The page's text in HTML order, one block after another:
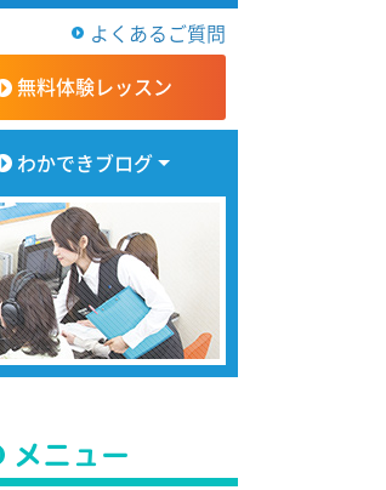
よくあるご質問
無料体験レッスン
わかできブログ
メニュー